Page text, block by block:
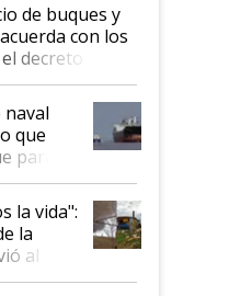
de buques y
con los
decreto de
que
parado
la vida":
la
al